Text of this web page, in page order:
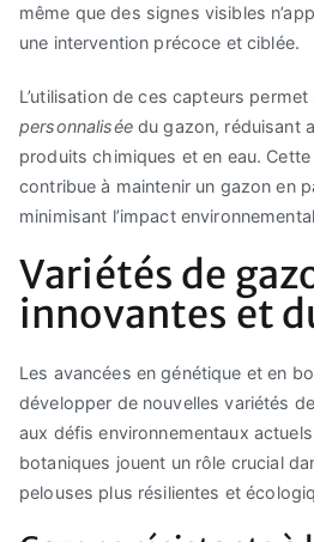
même que des signes visibles
une intervention précoce et ciblée.
L’utilisation de ces capteurs
personnaliséedu gazon, réduisant
produits chimiques et en eau.
contribue à maintenir un gazon en
minimisant l’impact
Variétés de
innovantes et
Les avancées en génétique et en
développer de nouvelles variétés
aux défis environnementaux
botaniques jouent un rôle crucial
pelouses plus résilientes et